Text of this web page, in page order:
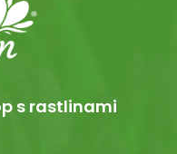
s rastlinami